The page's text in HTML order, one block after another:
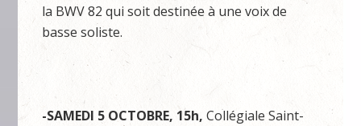
la BWV 82 qui soit destinée à une voix de
basse soliste.
-SAMEDI 5 OCTOBRE, 15h,Collégiale Saint-